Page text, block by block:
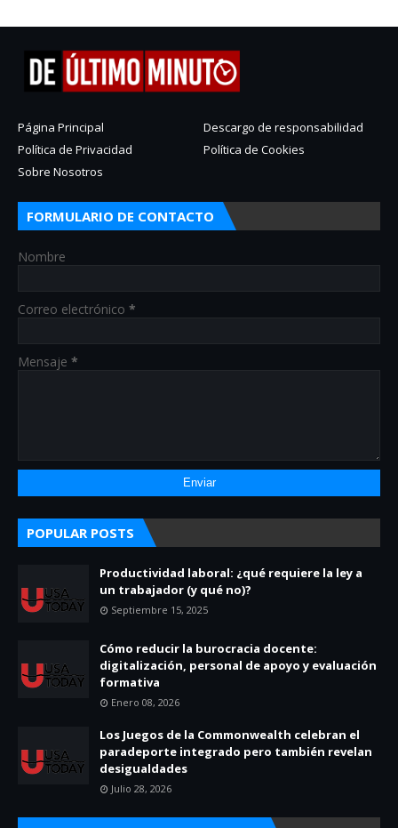
Página Principal
Descargo de responsabilidad
Política de Privacidad
Política de Cookies
Sobre Nosotros
FORMULARIO DE CONTACTO
Nombre
Correo electrónico *
Mensaje *
POPULAR POSTS
Productividad laboral: ¿qué requiere la ley a
un trabajador (y qué no)?
Septiembre 15, 2025
Cómo reducir la burocracia docente:
digitalización, personal de apoyo y evaluación
formativa
Enero 08, 2026
Los Juegos de la Commonwealth celebran el
paradeporte integrado pero también revelan
desigualdades
Julio 28, 2026